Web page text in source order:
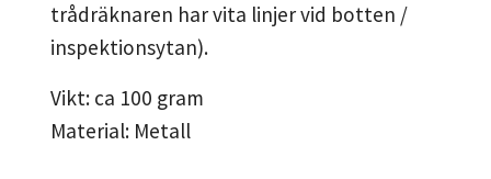
trådräknaren har vita linjer vid botten /
inspektionsytan).
Vikt: ca 100 gram
Material: Metall